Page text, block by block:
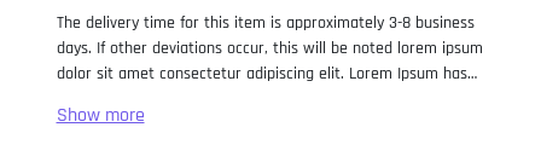
The delivery time for this item is approximately 3-8 business
days. If other deviations occur, this will be noted lorem ipsum
dolor sit amet consectetur adipiscing elit. Lorem Ipsum has
when an unknown printer took a galley of type and